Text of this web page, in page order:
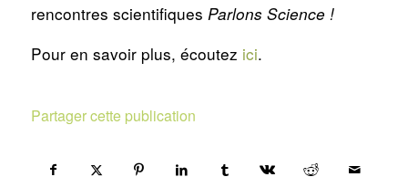
rencontres scientifiques Parlons Science !
Pour en savoir plus, écoutez ici.
Partager cette publication